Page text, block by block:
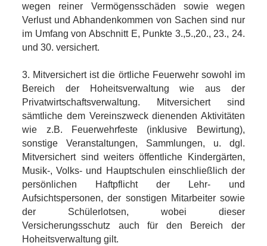
wegen reiner Vermögensschäden sowie wegen
Verlust und Abhandenkommen von Sachen sind nur
im Umfang von Abschnitt E, Punkte 3.,5.,20., 23., 24.
und 30. versichert.
3. Mitversichert ist die örtliche Feuerwehr sowohl im
Bereich der Hoheitsverwaltung wie aus der
Privatwirtschaftsverwaltung. Mitversichert sind
sämtliche dem Vereinszweck dienenden Aktivitäten
wie z.B. Feuerwehrfeste (inklusive Bewirtung),
sonstige Veranstaltungen, Sammlungen, u. dgl.
Mitversichert sind weiters öffentliche Kindergärten,
Musik-, Volks- und Hauptschulen einschließlich der
persönlichen Haftpflicht der Lehr- und
Aufsichtspersonen, der sonstigen Mitarbeiter sowie
der Schülerlotsen, wobei dieser
Versicherungsschutz auch für den Bereich der
Hoheitsverwaltung gilt.